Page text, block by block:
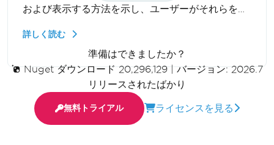
および表示する方法を示し、ユーザーがそれらを新
ストリーミングを構築します。
詳しく読む
準備はできましたか？
Nuget ダウンロード 20,296,129|バージョン: 2026.7
リリースされたばかり
無料トライアル ライセンスを見る